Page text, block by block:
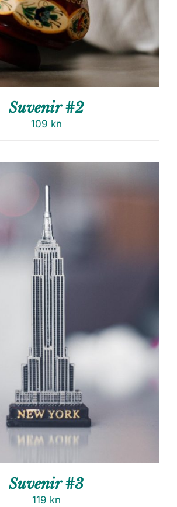
Suvenir #2
109 kn
Suvenir #3
119 kn